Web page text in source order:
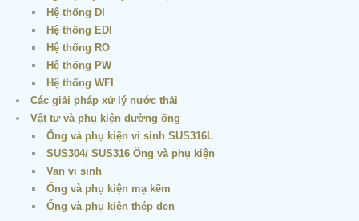
Hệ thống DI
Hệ thống EDI
Hệ thống RO
Hệ thống PW
Hệ thống WFI
Các giải pháp xử lý nước thải
Vật tư và phụ kiện đường ống
Ống và phụ kiện vi sinh SUS316L
SUS304/ SUS316 Ống và phụ kiện
Van vi sinh
Ống và phụ kiện mạ kẽm
Ống và phụ kiện thép đen